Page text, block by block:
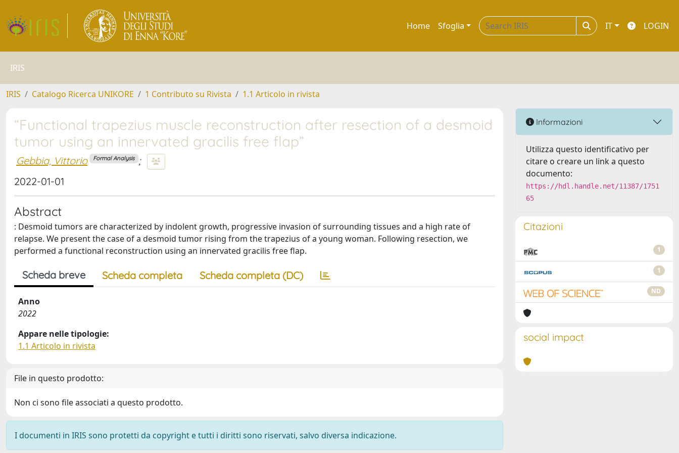
Home Sfoglia IT LOGIN
IRIS
IRIS Catalogo Ricerca UNIKORE 1 Contributo su Rivista 1.1 Articolo in rivista
“Functional trapezius muscle reconstruction after resection of a desmoid
tumor using an innervated gracilis free flap”
Gebbia, Vittorio Formal Analysis ;
2022-01-01
Abstract
: Desmoid tumors are characterized by indolent growth, progressive invasion of surrounding tissues and a high rate of
relapse. We present the case of a desmoid tumor rising from the trapezius of a young woman. Following resection, we
performed a functional reconstruction using an innervated gracilis free flap.
Scheda breve Scheda completa Scheda completa (DC)
Anno
2022
Appare nelle tipologie:
1.1 Articolo in rivista
File in questo prodotto:
Non ci sono file associati a questo prodotto.
I documenti in IRIS sono protetti da copyright e tutti i diritti sono riservati, salvo diversa indicazione.
Informazioni
Utilizza questo identificativo per
citare o creare un link a questo
documento:
https://hdl.handle.net/11387/1751
65
Citazioni
1
1
ND
social impact